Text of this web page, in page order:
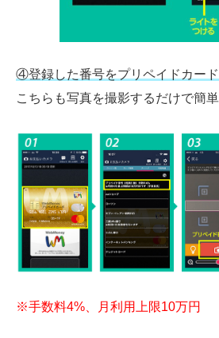
④登録した番号をプリペイドカー
こちらも写真を撮影するだけで簡
※手数料4%、月利用上限10万円